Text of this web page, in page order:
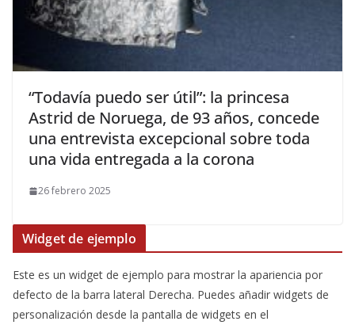
​“Todavía puedo ser útil”: la princesa
Astrid de Noruega, de 93 años, concede
una entrevista excepcional sobre toda
una vida entregada a la corona
26 febrero 2025
Widget de ejemplo
Este es un widget de ejemplo para mostrar la apariencia por
defecto de la barra lateral Derecha. Puedes añadir widgets de
personalización desde la pantalla de widgets en el